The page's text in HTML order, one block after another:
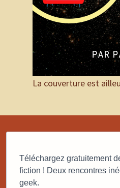
La couverture est
Téléchargez gratuitement
fiction ! Deux rencontres
geek.